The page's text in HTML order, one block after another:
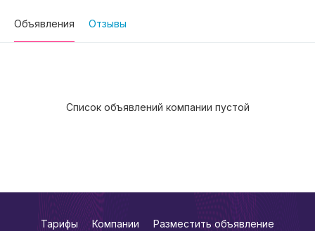
Объявления Отзывы
Список объявлений компании пустой
Тарифы Компании Разместить объявление